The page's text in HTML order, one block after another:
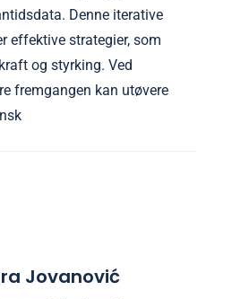
Denne iterative
effektive strategier, som
og styrking. Ved
fremgangen kan utøvere
Jovanović